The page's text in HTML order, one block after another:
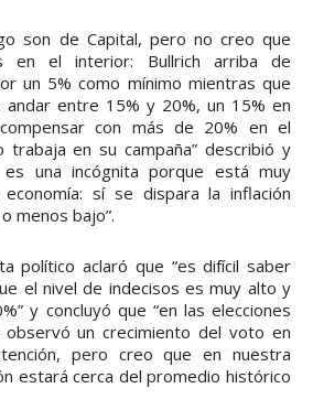
son de Capital, pero no creo que
en el interior: Bullrich arriba de
un 5% como mínimo mientras que
andar entre 15% y 20%, un 15% en
con más de 20% en el
en su campaña” describió y
es una incógnita porque está muy
sí se dispara la inflación
menos bajo”.
político aclaró que “es difícil saber
el nivel de indecisos es muy alto y
y concluyó que “en las elecciones
un crecimiento del voto en
pero creo que en nuestra
estará cerca del promedio histórico